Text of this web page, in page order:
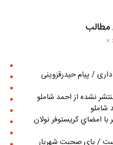
مطالب
/ پیام حیدرقزوینی
نشده از احمد شاملو
شاملو
با امضاي كريستوفر نولان
/ پای صحبت شهريار